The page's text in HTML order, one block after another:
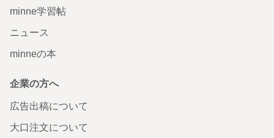
minne学習帖
ニュース
minneの本
企業の方へ
広告出稿について
大口注文について